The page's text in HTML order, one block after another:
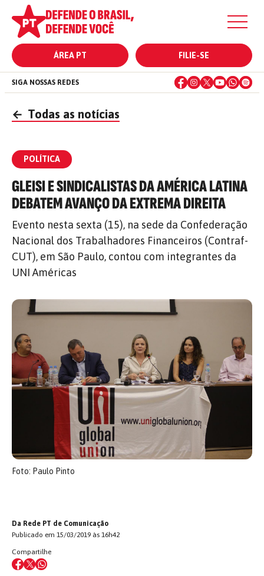
ÁREA PT FILIE-SE
SIGA NOSSAS REDES
← Todas as notícias
POLÍTICA
GLEISI E SINDICALISTAS DA AMÉRICA LATINA
DEBATEM AVANÇO DA EXTREMA DIREITA
Evento nesta sexta (15), na sede da Confederação
Nacional dos Trabalhadores Financeiros (Contraf-
CUT), em São Paulo, contou com integrantes da
UNI Américas
Foto: Paulo Pinto
Da Rede PT de Comunicação
Publicado em 15/03/2019 às 16h42
Compartilhe